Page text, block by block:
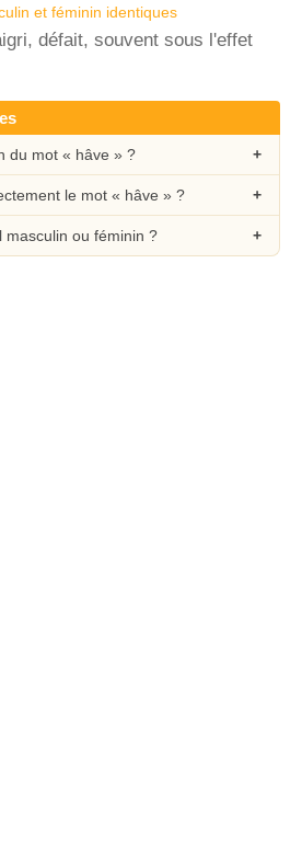
et féminin identiques
défait, souvent sous l'effet
du mot « hâve » ?
le mot « hâve » ?
masculin ou féminin ?